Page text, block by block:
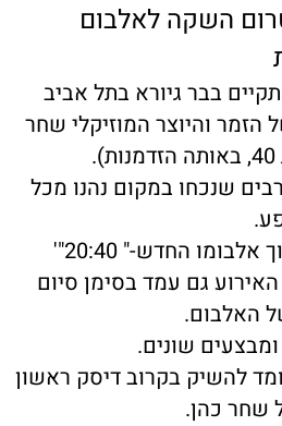
השקה לאלבום
ליולי, התקיים בבר גיורא בתל אביב
הזמר והיוצר המוזיקלי שחר
שנכחו במקום נהנו מכל
בו הושמעו שירים מתוך אלבומו החדש-" 20:40"'
גם עמד בסימן סיום
האלבום.
שונים.
להשיק בקרוב דיסק ראשון
שחר כהן.